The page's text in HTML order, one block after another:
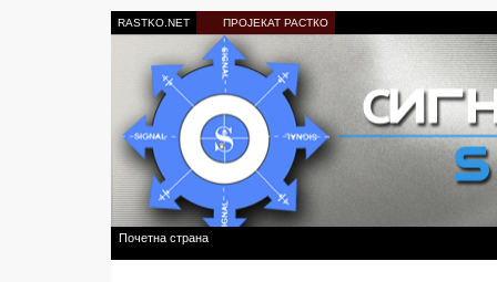
RASTKO.NET ПРОЈЕКАТ РАСТКО
Почетна страна